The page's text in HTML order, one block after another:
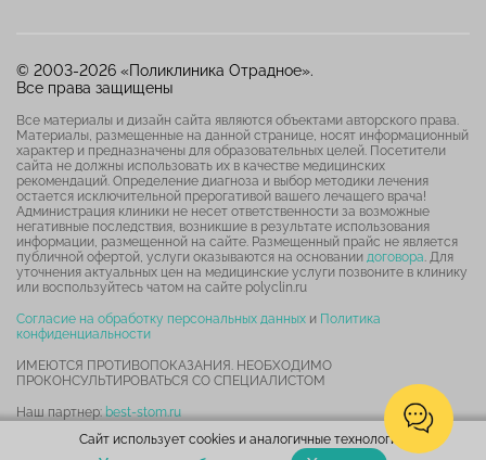
© 2003-2026 «Поликлиника Отрадное».
Все права защищены
Все материалы и дизайн сайта являются объектами авторского права.
Материалы, размещенные на данной странице, носят информационный
характер и предназначены для образовательных целей. Посетители
сайта не должны использовать их в качестве медицинских
рекомендаций. Определение диагноза и выбор методики лечения
остается исключительной прерогативой вашего лечащего врача!
Администрация клиники не несет ответственности за возможные
негативные последствия, возникшие в результате использования
информации, размещенной на сайте. Размещенный прайс не является
публичной офертой, услуги оказываются на основании договора . Для
уточнения актуальных цен на медицинские услуги позвоните в клинику
или воспользуйтесь чатом на сайте polyclin.ru
Согласие на обработку персональных данных и Политика
конфиденциальности
ИМЕЮТСЯ ПРОТИВОПОКАЗАНИЯ. НЕОБХОДИМО
ПРОКОНСУЛЬТИРОВАТЬСЯ СО СПЕЦИАЛИСТОМ
Наш партнер: best-stom.ru
Карта сайтаСайт использует cookies и аналогичные технологии.